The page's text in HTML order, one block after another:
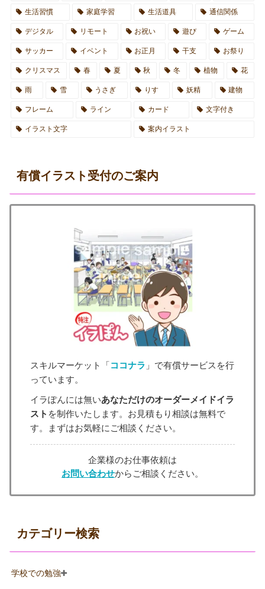
生活習慣 家庭学習 生活道具 通信関係
デジタル リモート お祝い 遊び ゲーム
サッカー イベント お正月 干支 お祭り
クリスマス 春 夏 秋 冬 植物 花
雨 雪 うさぎ りす 妖精 建物
フレーム ライン カード 文字付き
イラスト文字 案内イラスト
有償イラスト受付のご案内
スキルマーケット「ココナラ 」で有償サービスを行
っています。
イラぽんには無いあなただけのオーダーメイドイラ
スト を制作いたします。お見積もり相談は無料で
す。まずはお気軽にご相談ください。
企業様のお仕事依頼は
お問い合わせからご相談ください。
カテゴリー検索
学校での勉強